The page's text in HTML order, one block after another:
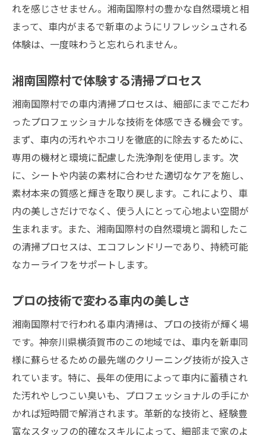
革新的な清掃技術の導入
湘南国際村での新しい清掃スタンダード
特別なメンテナンスで車内をリフレッシュ
湘南国際村で体験する未来の車内清掃
特別な体験がもたらす車内の魅力
湘南国際村で車内清掃を選ぶ価値
選ばれる理由：湘南国際村の清掃技術
湘南国際村で得られる安心の清掃サービス
車内清掃が未来のドライビングに与える影
響
湘南国際村の清掃がもたらす車内の変化
湘南国際村での清掃が叶える理想の車内環
境
湘南国際村で車内がよみがえる！清掃の魅力
清掃がもたらす車内の新しい息吹
湘南国際村の清掃で蘇る車内の輝き
車内清掃がもたらす快適なドライブ空間
湘南国際村の清掃で車内の美しさを取り戻
す
清掃が変える車内の雰囲気
れを感じさせません。湘南国際村の豊かな自然環境と相
まって、車内がまるで新車のようにリフレッシュされる
体験は、一度味わうと忘れられません。
湘南国際村で体験する清掃プロセス
湘南国際村での車内清掃プロセスは、細部にまでこだわ
ったプロフェッショナルな技術を体感できる機会です。
まず、車内の汚れやホコリを徹底的に除去するために、
専用の機材と環境に配慮した洗浄剤を使用します。次
に、シートや内装の素材に合わせた適切なケアを施し、
素材本来の質感と輝きを取り戻します。これにより、車
内の美しさだけでなく、使う人にとって心地よい空間が
生まれます。また、湘南国際村の自然環境と調和したこ
の清掃プロセスは、エコフレンドリーであり、持続可能
なカーライフをサポートします。
プロの技術で変わる車内の美しさ
湘南国際村で行われる車内清掃は、プロの技術が輝く場
です。神奈川県横須賀市のこの地域では、車内を新車同
様に蘇らせるための最先端のクリーニング技術が投入さ
れています。特に、長年の使用によって車内に蓄積され
た汚れやしつこい臭いも、プロフェッショナルの手にか
かれば短時間で解消されます。革新的な技術と、経験豊
富なスタッフの的確なスキルによって、細部まで家のよ